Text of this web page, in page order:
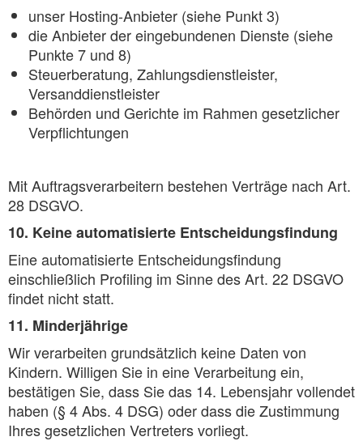
unser Hosting-Anbieter (siehe Punkt 3)
die Anbieter der eingebundenen Dienste (siehe
Punkte 7 und 8)
Steuerberatung, Zahlungsdienstleister,
Versanddienstleister
Behörden und Gerichte im Rahmen gesetzlicher
Verpflichtungen
Mit Auftragsverarbeitern bestehen Verträge nach Art.
28 DSGVO.
10. Keine automatisierte Entscheidungsfindung
Eine automatisierte Entscheidungsfindung
einschließlich Profiling im Sinne des Art. 22 DSGVO
findet nicht statt.
11. Minderjährige
Wir verarbeiten grundsätzlich keine Daten von
Kindern. Willigen Sie in eine Verarbeitung ein,
bestätigen Sie, dass Sie das 14. Lebensjahr vollendet
haben (§ 4 Abs. 4 DSG) oder dass die Zustimmung
Ihres gesetzlichen Vertreters vorliegt.